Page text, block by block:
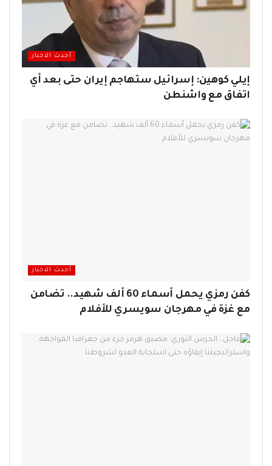
أحدث الاخبار
إيلي كوهين: إسرائيل ستهاجم إيران حتى بعد أي
اتفاق مع واشنطن
أحدث الاخبار
كفن رمزي يحمل أسماء 60 ألف شهيد.. تضامن
مع غزة في مهرجان سويسري للأفلام